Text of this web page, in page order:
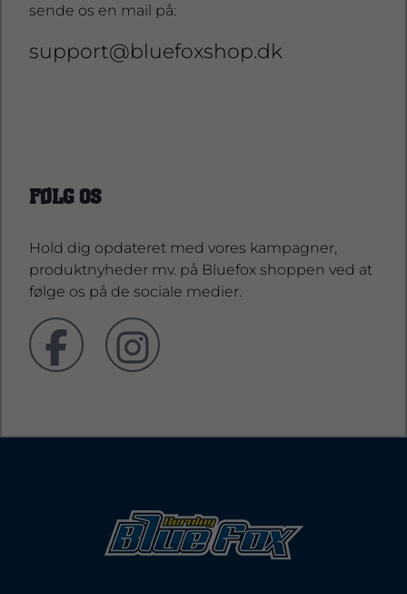
sende os en mail på:
support@bluefoxshop.dk
FØLG OS
Hold dig opdateret med vores kampagner,
produktnyheder mv. på Bluefox shoppen ved at
følge os på de sociale medier.